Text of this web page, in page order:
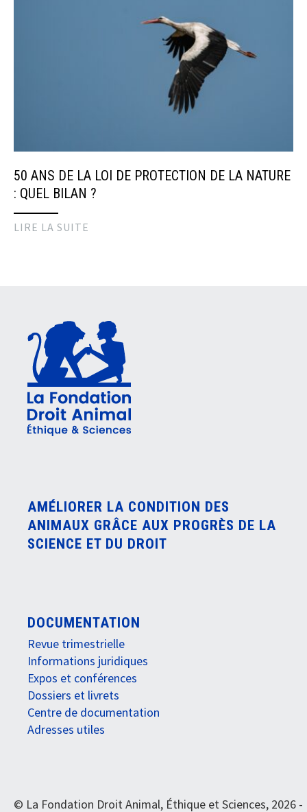
50 ANS DE LA LOI DE PROTECTION DE LA NATURE
: QUEL BILAN ?
LIRE LA SUITE
AMÉLIORER LA CONDITION DES
ANIMAUX GRÂCE AUX PROGRÈS DE LA
SCIENCE ET DU DROIT
DOCUMENTATION
Revue trimestrielle
Informations juridiques
Expos et conférences
Dossiers et livrets
Centre de documentation
Adresses utiles
© La Fondation Droit Animal, Éthique et Sciences, 2026 -